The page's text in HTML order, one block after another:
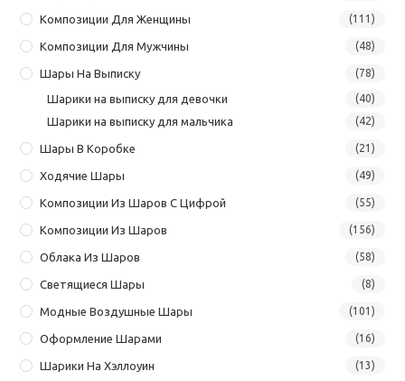
Композиции Для Женщины (111)
Композиции Для Мужчины (48)
Шары На Выписку (78)
Шарики на выписку для девочки (40)
Шарики на выписку для мальчика (42)
Шары В Коробке (21)
Ходячие Шары (49)
Композиции Из Шаров С Цифрой (55)
Композиции Из Шаров (156)
Облака Из Шаров (58)
Светящиеся Шары (8)
Модные Воздушные Шары (101)
Оформление Шарами (16)
Шарики На Хэллоуин (13)